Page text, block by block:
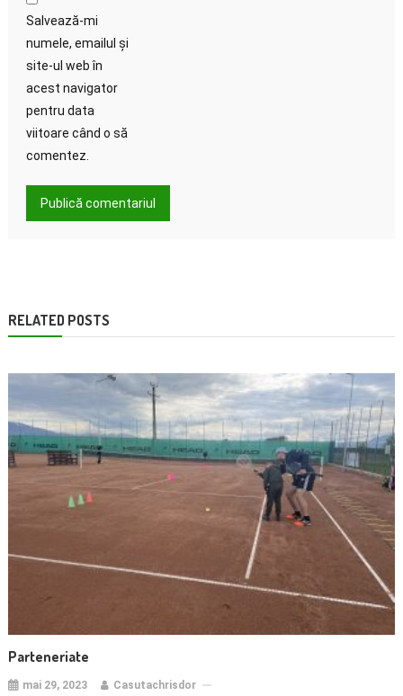
Salvează-mi
numele, emailul și
site-ul web în
acest navigator
pentru data
viitoare când o să
comentez.
RELATED POSTS
Parteneriate
mai 29, 2023 Casutachrisdor